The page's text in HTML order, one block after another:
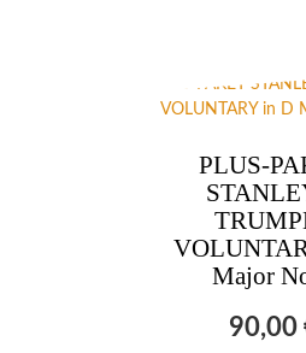
PLUS-
Major
90,00